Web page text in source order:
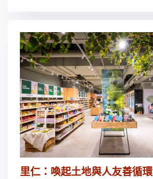
里仁：喚起土地與人友善循環